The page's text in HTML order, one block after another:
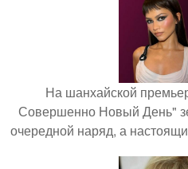
На шанхайской
Совершенно Новый День"
очередной наряд, а